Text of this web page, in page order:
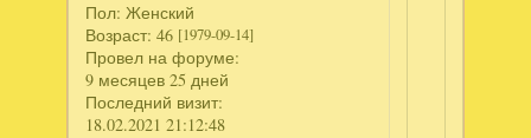
Пол: Женский
Возраст: 46 [1979-09-14]
Провел на форуме:
9 месяцев 25 дней
Последний визит:
18.02.2021 21:12:48